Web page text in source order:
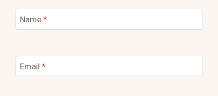
Name *
Email *